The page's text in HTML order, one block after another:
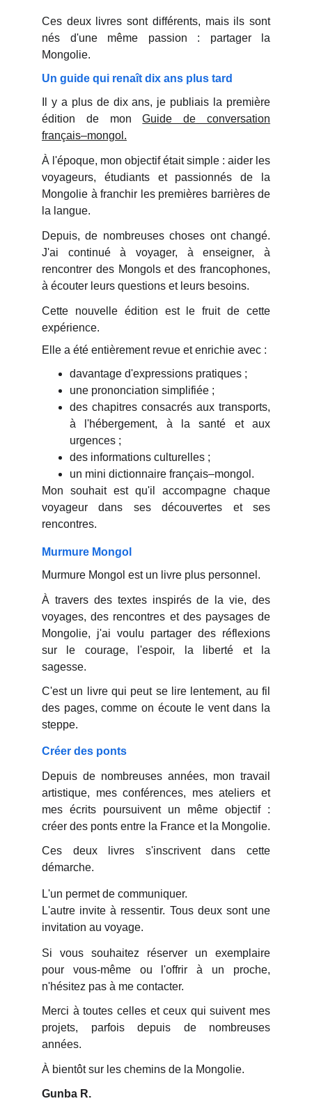
Ces deux livres sont différents, mais ils sont
nés d'une même passion : partager la
Mongolie.
Un guide qui renaît dix ans plus tard
Il y a plus de dix ans, je publiais la première
édition de monGuide de conversation
français–mongol.
À l'époque, mon objectif était simple : aider les
voyageurs, étudiants et passionnés de la
Mongolie à franchir les premières barrières de
la langue.
Depuis, de nombreuses choses ont changé.
J'ai continué à voyager, à enseigner, à
rencontrer des Mongols et des francophones,
à écouter leurs questions et leurs besoins.
Cette nouvelle édition est le fruit de cette
expérience.
Elle a été entièrement revue et enrichie avec :
davantage d'expressions pratiques ;
une prononciation simplifiée ;
des chapitres consacrés aux transports,
à l'hébergement, à la santé et aux
urgences ;
des informations culturelles ;
un mini dictionnaire français–mongol.
Mon souhait est qu'il accompagne chaque
voyageur dans ses découvertes et ses
rencontres.
Murmure Mongol
Murmure Mongol est un livre plus personnel.
À travers des textes inspirés de la vie, des
voyages, des rencontres et des paysages de
Mongolie, j'ai voulu partager des réflexions
sur le courage, l'espoir, la liberté et la
sagesse.
C'est un livre qui peut se lire lentement, au fil
des pages, comme on écoute le vent dans la
steppe.
Créer des ponts
Depuis de nombreuses années, mon travail
artistique, mes conférences, mes ateliers et
mes écrits poursuivent un même objectif :
créer des ponts entre la France et la Mongolie.
Ces deux livres s'inscrivent dans cette
démarche.
L'un permet de communiquer.
L'autre invite à ressentir. Tous deux sont une
invitation au voyage.
Si vous souhaitez réserver un exemplaire
pour vous-même ou l'offrir à un proche,
n'hésitez pas à me contacter.
Merci à toutes celles et ceux qui suivent mes
projets, parfois depuis de nombreuses
années.
À bientôt sur les chemins de la Mongolie.
Gunba R.